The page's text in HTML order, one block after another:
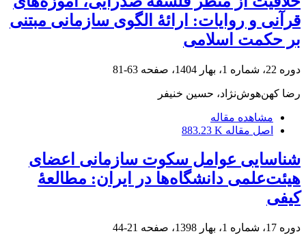
قرآنی و روایات: ارائۀ الگوی سازمانی مبتنی
بر حکمت اسلامی
دوره 22، شماره 1، بهار 1404، صفحه 63-81
رضا کهن‌هوش‌نژاد، حسین خنیفر
مشاهده مقاله
اصل مقاله 883.23 K
شناسایی عوامل سکوت سازمانی اعضای
هیئت‌علمی دانشگاه‌ها در ایران: مطالعۀ
کیفی
دوره 17، شماره 1، بهار 1398، صفحه 21-44